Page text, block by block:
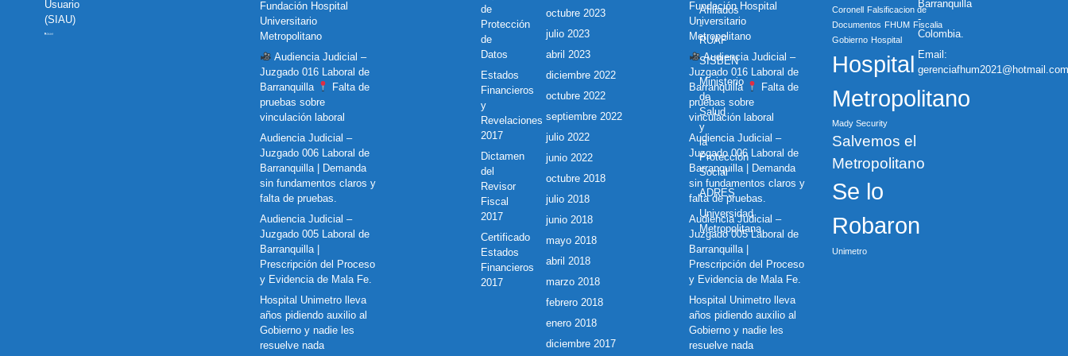
Usuario
(SIAU)
de
Protección
de
Datos
Estados
Financieros
y
Revelaciones
2017
Dictamen
del
Revisor
Fiscal
2017
Certificado
Estados
Financieros
2017
Afiliados
-
RUAF
SISBEN
Ministerio
de
Salud
y
la
Protección
Social
ADRES
Universidad
Metropolitana
Barranquilla
-
Colombia.
Email:
gerenciafhum2021@hotmail.com
Fundación Hospital
Universitario
Metropolitano
Audiencia Judicial –
Juzgado 016 Laboral de
Barranquilla
Falta de
pruebas sobre
vinculación laboral
Audiencia Judicial –
Juzgado 006 Laboral de
Barranquilla | Demanda
sin fundamentos claros y
falta de pruebas.
Audiencia Judicial –
Juzgado 005 Laboral de
Barranquilla |
Prescripción del Proceso
y Evidencia de Mala Fe.
Hospital Unimetro lleva
años pidiendo auxilio al
Gobierno y nadie les
resuelve nada
octubre 2023
julio 2023
abril 2023
diciembre 2022
octubre 2022
septiembre 2022
julio 2022
junio 2022
octubre 2018
julio 2018
junio 2018
mayo 2018
abril 2018
marzo 2018
febrero 2018
enero 2018
diciembre 2017
Fundación Hospital
Universitario
Metropolitano
Audiencia Judicial –
Juzgado 016 Laboral de
Barranquilla
Falta de
pruebas sobre
vinculación laboral
Audiencia Judicial –
Juzgado 006 Laboral de
Barranquilla | Demanda
sin fundamentos claros y
falta de pruebas.
Audiencia Judicial –
Juzgado 005 Laboral de
Barranquilla |
Prescripción del Proceso
y Evidencia de Mala Fe.
Hospital Unimetro lleva
años pidiendo auxilio al
Gobierno y nadie les
resuelve nada
Coronell Falsificacion de
Documentos FHUM Fiscalia
Gobierno Hospital
Hospital
Metropolitano
Mady Security
Salvemos el
Metropolitano
Se lo
Robaron
Unimetro